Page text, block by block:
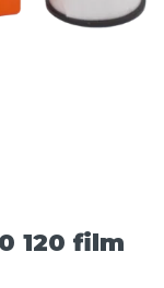
120 film